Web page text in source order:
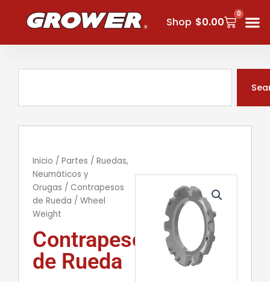
Shop $0.00
0
Carrito
Inicio /Partes /Ruedas,
Neumáticos y
Orugas / Contrapesos
de Rueda / Wheel
Weight
Contrapeso
de Rueda